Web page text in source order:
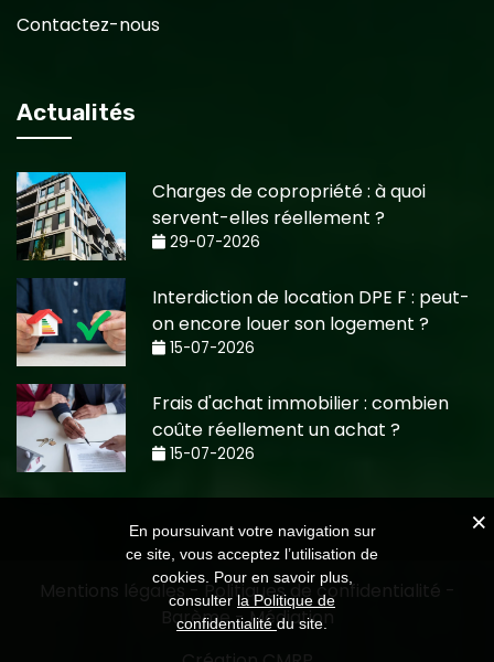
Contactez-nous
Actualités
Charges de copropriété : à quoi
servent-elles réellement ?
29-07-2026
Interdiction de location DPE F : peut-
on encore louer son logement ?
15-07-2026
Frais d'achat immobilier : combien
coûte réellement un achat ?
15-07-2026
Mentions légales-Politiques de confidentialité
Barème-Médiation
En poursuivant votre navigation sur
ce site, vous acceptez l’utilisation de
cookies. Pour en savoir plus,
consulter la Politique de
confidentialité du site.